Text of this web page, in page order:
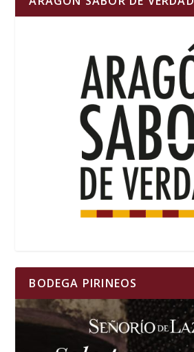
BODEGA PIRINEOS